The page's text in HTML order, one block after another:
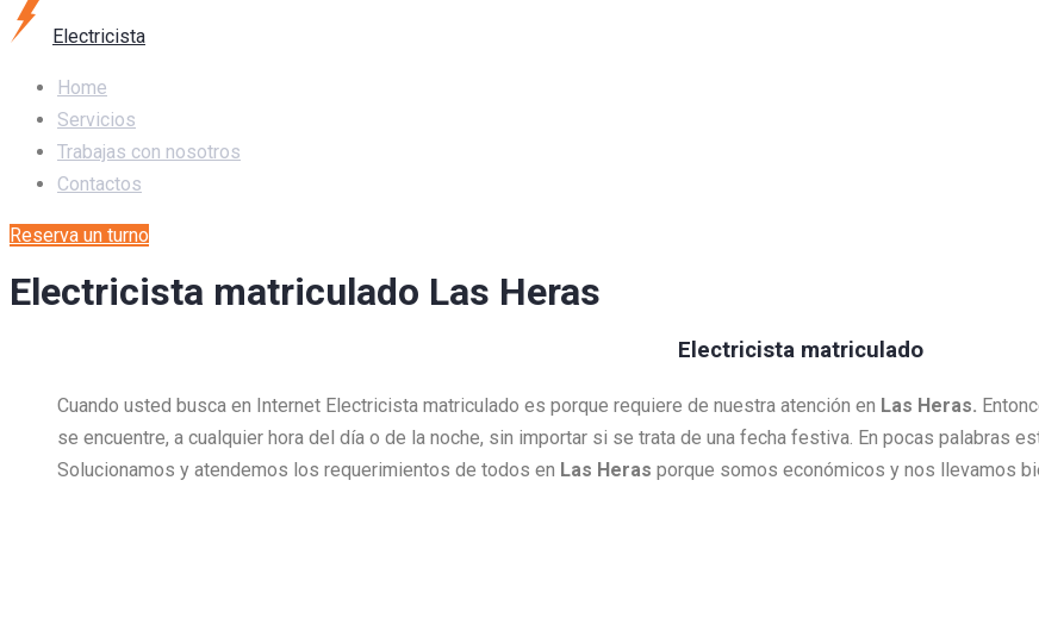
Electricista
Home
Servicios
Trabajas con nosotros
Contactos
Reserva un turno
Electricista matriculado Las Heras
Electricista matriculado
Cuando usted busca en Internet Electricista matriculado es porque requiere de nuestra atención en Las Heras.
se encuentre, a cualquier hora del día o de la noche, sin importar si se trata de una fecha festiva. En pocas palabras
Solucionamos y atendemos los requerimientos de todos en Las Heras porque somos económicos y nos llevamos